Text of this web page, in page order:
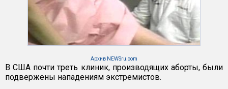
Архив NEWSru.com
В США почти треть клиник, производящих аборты, были
подвержены нападениям экстремистов.